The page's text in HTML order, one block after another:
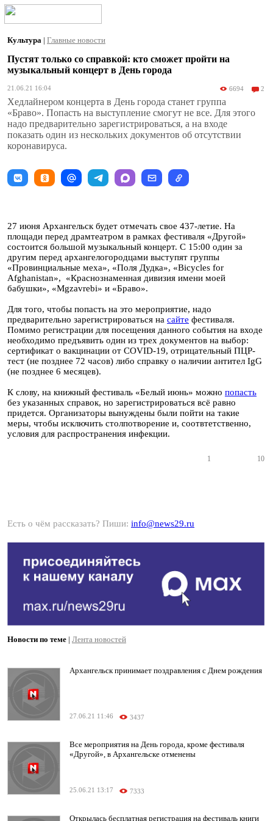
Культура | Главные новости
Пустят только со справкой: кто сможет пройти на
музыкальный концерт в День города
21.06.21 16:04 6694 2
Хедлайнером концерта в День города станет группа
«Браво». Попасть на выступление смогут не все. Для этого
надо предварительно зарегистрироваться, а на входе
показать один из нескольких документов об отсутствии
коронавируса.
27 июня Архангельск будет отмечать свое 437-летие. На
площади перед драмтеатром в рамках фестиваля «Другой»
состоится большой музыкальный концерт. С 15:00 один за
другим перед архангелогородцами выступят группы
«Провинциальные меха», «Поля Дудка», «Bicycles for
Afghanistan», «Краснознаменная дивизия имени моей
бабушки», «Mgzavrebi» и «Браво».
Для того, чтобы попасть на это мероприятие, надо
предварительно зарегистрироваться на сайте фестиваля.
Помимо регистрации для посещения данного события на входе
необходимо предъявить один из трех документов на выбор:
сертификат о вакцинации от COVID-19, отрицательный ПЦР-
тест (не позднее 72 часов) либо справку о наличии антител IgG
(не позднее 6 месяцев).
К слову, на книжный фестиваль «Белый июнь» можно попасть
без указанных справок, но зарегистрироваться всё равно
придется. Организаторы вынуждены были пойти на такие
меры, чтобы исключить столпотворение и, соотвтетственно,
условия для распространения инфекции.
1 10
Есть о чём рассказать? Пиши: info@news29.ru
Новости по теме | Лента новостей
Архангельск принимает поздравления с Днем рождения
27.06.21 11:46 3437
Все мероприятия на День города, кроме фестиваля
«Другой», в Архангельске отменены
25.06.21 13:17 7333
Открылась бесплатная регистрация на фестиваль книги